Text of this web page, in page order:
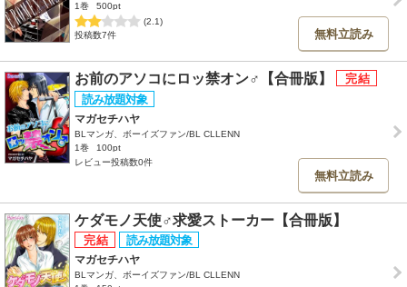
1巻
500pt
(2.1)
投稿数7件
無料立読み
お前のアソコにロッ禁オン♂【合冊版】
マガセチハヤ
BLマンガ、ボーイズファン/BL CLLENN
1巻
100pt
レビュー投稿数0件
無料立読み
ケダモノ天使♂求愛ストーカー【合冊版】
マガセチハヤ
BLマンガ、ボーイズファン/BL CLLENN